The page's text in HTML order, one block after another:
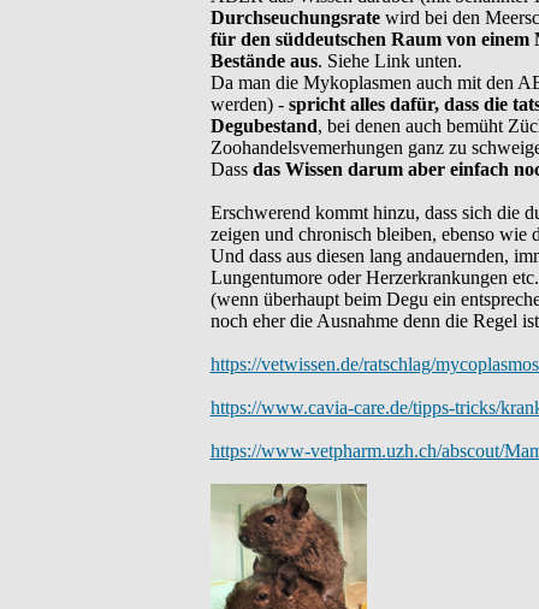
Durchseuchungsrate wird bei den
für den süddeutschen Raum von
Bestände aus. Siehe Link unten.
Da man die Mykoplasmen auch mit den
werden) -spricht alles dafür, dass die
Degubestand, bei denen auch bemüht
Zoohandelsvemerhungen ganz zu
Dass das Wissen darum aber einfach
Erschwerend kommt hinzu, dass sich die
zeigen und chronisch bleiben, ebenso wie
Und dass aus diesen lang andauernden,
Lungentumore oder Herzerkrankungen
(wenn überhaupt beim Degu ein
noch eher die Ausnahme denn die Regel
https://vetwissen.de/ratschlag/
https://www.cavia-care.de/tipps-tricks/
https://www-vetpharm.uzh.ch/abscout/